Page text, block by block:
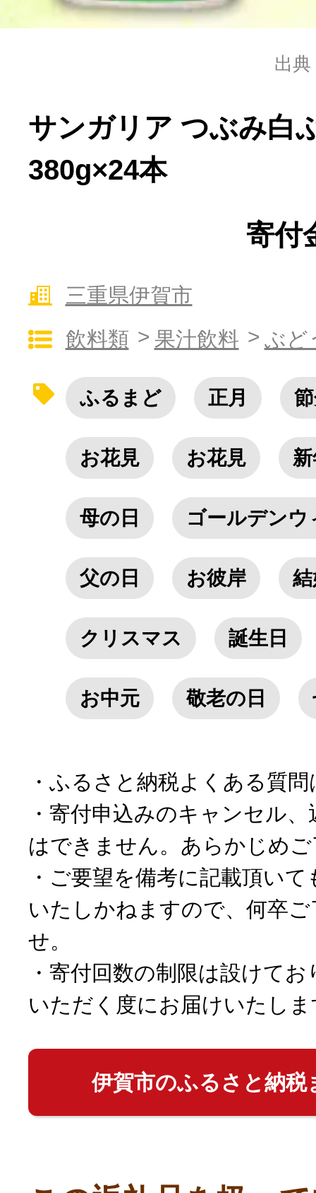
個人事業・フリーランス
ふるさと納税の基礎知識
10秒ぴったり診断
自治体直営サイト特集
はじめるバイブルとは
よくあるご質問
問い合わせ
出
サンガリア つぶみ
380g×24本
寄付
三重県伊賀市
飲料類
果汁飲料 ぶど
ふるまど 正月
お花見 お花見
母の日 ゴールデンウ
父の日 お彼岸
クリスマス 誕生日
お中元 敬老の日
・ふるさと納税よくある質
・寄付申込みのキャンセル
はできません。あらかじめ
・ご要望を備考に記載頂い
いたしかねますので、何卒
せ。
・寄付回数の制限は設けて
いただく度にお届けいたしま
伊賀市のふるさと納税